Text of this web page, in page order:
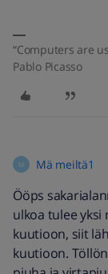
“Computers are
Pablo Picasso
M Mä meiltä1
Ööps
ulkoa tulee yksi
kuutioon, siit
kuutioon.